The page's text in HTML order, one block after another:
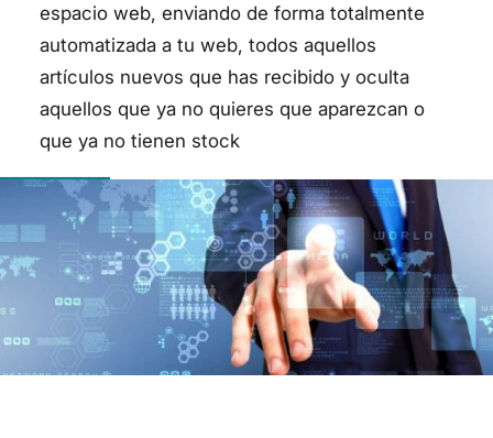
espacio web, enviando de forma totalmente
automatizada a tu web, todos aquellos
artículos nuevos que has recibido y oculta
aquellos que ya no quieres que aparezcan o
que ya no tienen stock